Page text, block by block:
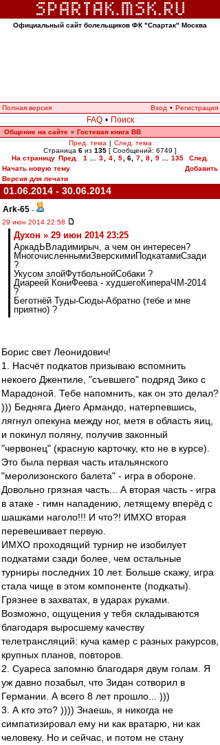
Официальный сайт болельщиков ФК "Спартак" Москва
Полная версия Вход • Регистрация
FAQ • Поиск
Общение на сайте » Гостевая книга ВВ
Пред. тема | След. тема
Страница 6 из 135 [ Сообщений: 6749 ]
На страницу Пред. 1 3 4 5 6 7 8 9 135
След.
Начать новую тему
Добавить
Версия для печати
01.06.2014 - 30.06.2014
Ark-65 -
29 июн 2014 22:58
Духон » 29 июн 2014 23:25
АркадЬВладимирыч, а чем он интересен?
МногочисленнымиЗверскимиПодкатамиСзади
?
Укусом злойФутбольнойСобаки ?
Диареей КониФеева - худшегоКипераЧМ-2014
?
Беготнёй Туды-Сюды-Абратно (тебе и мне
приятно) ?
Борис свет Леонидович!
1. Насчёт подкатов призываю вспомнить
некоего Джентиле, "съевшего" подряд Зико с
Марадоной. Тебе напомнить, как он это делал?
))) Бедняга Диего Армандо, натерпевшись,
лягнул опекуна между ног, метя в область яиц,
и покинул поляну, получив законный
"червонец" (красную карточку, кто не в курсе).
Это была первая часть итальянского
"меролизонского балета" - игра в обороне.
Довольно грязная часть... А вторая часть - игра
в атаке - гимн нападению, летящему вперёд с
шашками наголо!!! И что?! ИМХО вторая
перевешивает первую.
ИМХО проходящий турнир не изобилует
подкатами сзади более, чем остальные
турниры последних 10 лет. Больше скажу, игра
стала чище в этом компоненте (подкаты).
Грязнее в захватах, в ударах руками.
Возможно, ощущения у тебя складываются
благодаря выросшему качеству
телетрансляций: куча камер с разных ракурсов,
крупных планов, повторов.
2. Суареса запомню благодаря двум голам. Я
уж давно позабыл, что Зидан сотворил в
Германии. А всего 8 лет прошло... )))
3. А кто это? )))) Знаешь, я никогда не
симпатизировал ему ни как вратарю, ни как
человеку. Но и сейчас, и потом не стану